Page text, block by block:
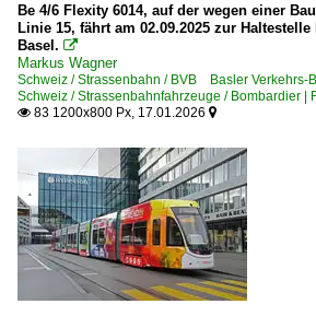
Be 4/6 Flexity 6014, auf der wegen einer
Linie 15, fährt am 02.09.2025 zur
Basel. 
Markus Wagner
Schweiz / Strassenbahn / BVB Basler
Schweiz / Strassenbahnfahrzeuge / Bombardier |
 83 1200x800 Px, 17.01.2026 